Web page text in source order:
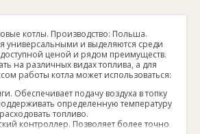
котлы. Производство: Польша.
универсальными и выделяются среди
ценой и рядом преимуществ.
на различных видах топлива, а для
работы котла может использоваться:
Обеспечивает подачу воздуха в топку
определенную температуру
топливо.
контроллер. Позволяет более точно